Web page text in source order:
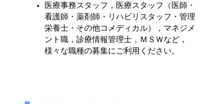
医療事務スタッフ ，医療スタッフ（医師・
看護師・薬剤師・リハビリスタッフ・管理
栄養士・その他コメディカル）
，マネジメ
ント職 ，診療情報管理士 ，ＭＳＷなど ，
様々な職種の募集にご利用ください。